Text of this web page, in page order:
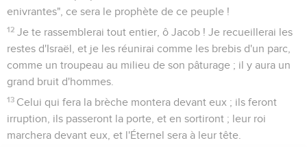
enivrantes", ce sera le prophète de ce peuple !
12 Je te rassemblerai tout entier, ô Jacob ! Je recueillerai les
restes d'Israël, et je les réunirai comme les brebis d'un parc,
comme un troupeau au milieu de son pâturage ; il y aura un
grand bruit d'hommes.
13 Celui qui fera la brèche montera devant eux ; ils feront
irruption, ils passeront la porte, et en sortiront ; leur roi
marchera devant eux, et l'Éternel sera à leur tête.